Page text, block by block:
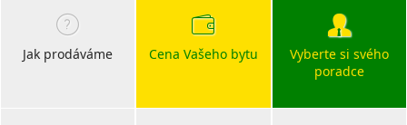
Jak prodáváme Cena Vašeho bytu
Vyberte si svého
poradce